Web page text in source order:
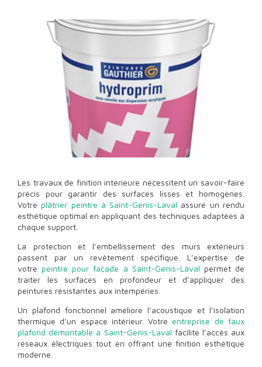
Les travaux de finition intérieure nécessitent un savoir-faire
précis pour garantir des surfaces lisses et homogènes.
Votreplâtrier peintre à Saint-Genis-Laval assure un rendu
esthétique optimal en appliquant des techniques adaptées à
chaque support.
La protection et l’embellissement des murs extérieurs
passent par un revêtement spécifique. L’expertise de
votrepeintre pour façade à Saint-Genis-Laval permet de
traiter les surfaces en profondeur et d’appliquer des
peintures résistantes aux intempéries.
Un plafond fonctionnel améliore l’acoustique et l’isolation
thermique d’un espace intérieur. Votre entreprise de faux
plafond démontable à Saint-Genis-Laval facilite l’accès aux
réseaux électriques tout en offrant une finition esthétique
moderne.